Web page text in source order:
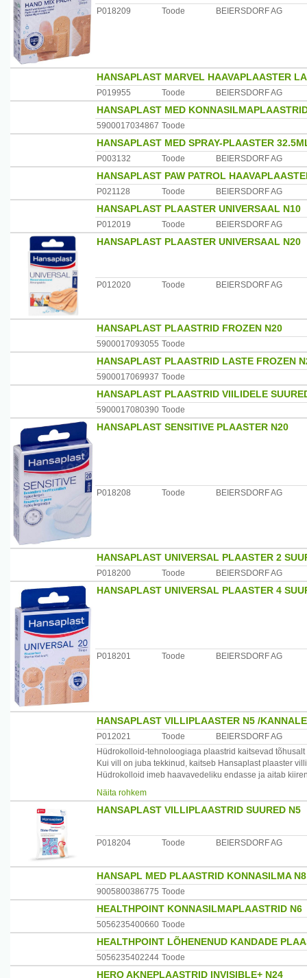
P018209 Toode BEIERSDORF AG
HANSAPLAST MARVEL HAAVAPLAASTER
P019955 Toode BEIERSDORF AG
HANSAPLAST MED
5900017034867 Toode
HANSAPLAST MED SPRAY-PLAASTER
P003132 Toode BEIERSDORF AG
HANSAPLAST PAW PATROL
P021128 Toode BEIERSDORF AG
HANSAPLAST PLAASTER UNIVERSAAL N10
P012019 Toode BEIERSDORF AG
HANSAPLAST PLAASTER UNIVERSAAL N20
P012020 Toode BEIERSDORF AG
HANSAPLAST PLAASTRID FROZEN N20
5900017093055 Toode
HANSAPLAST PLAASTRID LASTE FROZEN
5900017069937 Toode
HANSAPLAST PLAASTRID VIILIDELE
5900017080390 Toode
HANSAPLAST SENSITIVE PLAASTER N20
P018208 Toode BEIERSDORF AG
HANSAPLAST UNIVERSAL PLAASTER 2
P018200 Toode BEIERSDORF AG
HANSAPLAST UNIVERSAL PLAASTER 4
P018201 Toode BEIERSDORF AG
HANSAPLAST VILLIPLAASTER N5 /KANNALE
P012021 Toode
BEIERSDORF AG
Hüdrokolloid-tehnoloogiaga plaastrid kaitsevad
Kui vill on juba tekkinud, kaitseb Hansaplast plaaster
Hüdrokolloid imeb haavavedeliku endasse ja aitab
Korrektsel kasutamisel on plaaster veekindel ja seda
Plaaster on läbipaistev.
1. Puhasta ja kuivata katkine koht enne plaastri
plaastri all salve, nahakreeme vms.
3. Et tervenemisprotsessi mitte katkestada, tuleks
Pakend: 5 plaastrit mõõdus 5,8 x 3,4 cm.
Tootja: Beiersdorf AG, 20245 Hamburg, Saksamaa.
Näita rohkem
HANSAPLAST VILLIPLAASTRID SUURED N5
P018204 Toode BEIERSDORF AG
HANSAPL MED PLAASTRID KONNASILMA N8
9005800386775 Toode
HEALTHPOINT KONNASILMAPLAASTRID N6
5056235400660 Toode
HEALTHPOINT LÕHENENUD KANDADE
5056235402244 Toode
HERO AKNEPLAASTRID INVISIBLE+ N24